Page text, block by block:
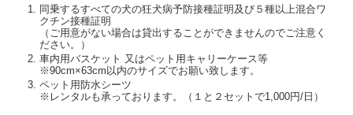
当社は、貸渡契約の締結にあたり、借受人及び運転者
に対し、運転免許証のほかに本人確認ができる書類の
提示を求め、及び提出された書類の写しをとることが
あります。
当社は、貸渡契約の締結にあたり、借受期間中に借受
人及び運転者と連絡するための携帯電話番号等の告知
を求めます。
同乗するすべての犬の狂犬病予防接種証明及び５種以上混合ワ
クチン接種証明
（ご用意がない場合は貸出することができませんのでご注意く
ださい。）
車内用バスケット 又はペット用キャリーケース等
※90cm×63cm以内のサイズでお願い致します。
ペット用防水シーツ
※レンタルも承っております。（１と２セットで1,000円/日）